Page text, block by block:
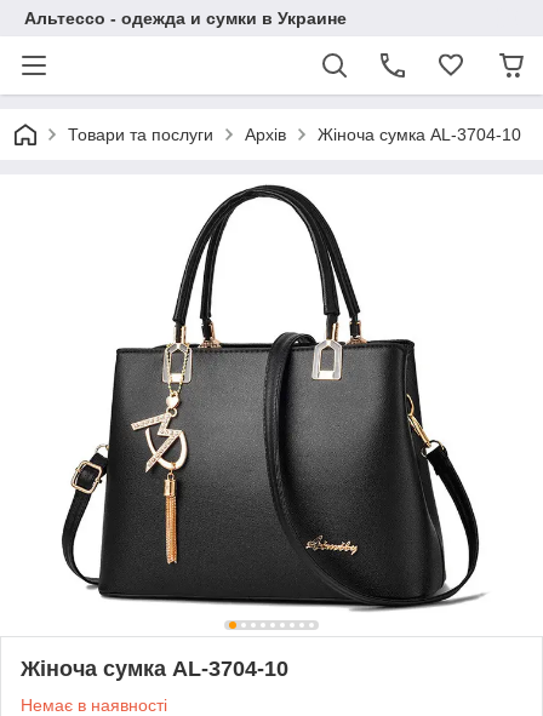
Альтессо - одежда и сумки в Украине
Товари та послуги Архів Жіноча сумка AL-3704-10
Жіноча сумка AL-3704-10
Немає в наявності